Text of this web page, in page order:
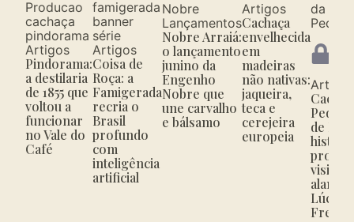
Artigos
Pindorama:
a destilaria
de 1855 que
voltou a
funcionar
no Vale do
Café
Artigos
Coisa de
Roça: a
Famigerada
recria o
Brasil
profundo
com
inteligência
artificial
Lançamentos
Nobre Arraiá:
o lançamento
junino da
Engenho
Nobre que
une carvalho
e bálsamo
Artigos
Cachaça
envelhecida
em
madeiras
não nativas:
jaqueira,
teca e
cerejeira
europeia
Artigos
Pedra
de
Lúcio
Freire